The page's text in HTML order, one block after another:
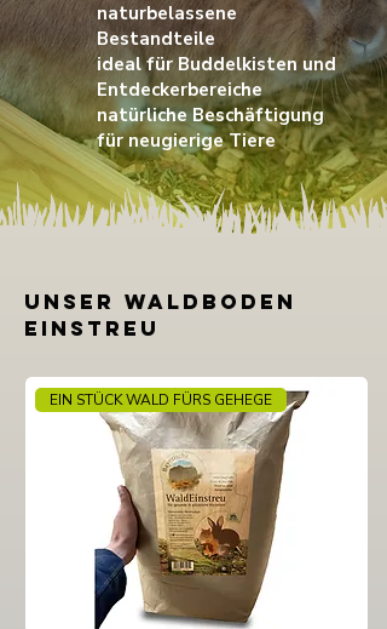
naturbelassene
Bestandteile
ideal für Buddelkisten und
Entdeckerbereiche
natürliche Beschäftigung
für neugierige Tiere
UNSER Waldboden
einstreu
EIN STÜCK WALD FÜRS GEHEGE